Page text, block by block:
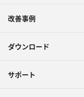
改善事例
ダウンロード
サポート